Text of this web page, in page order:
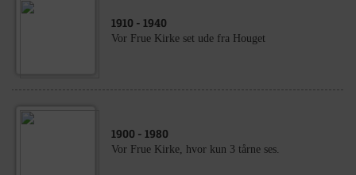
1910 - 1940
Vor Frue Kirke set ude fra Houget
1900 - 1980
Vor Frue Kirke, hvor kun 3 tårne ses.